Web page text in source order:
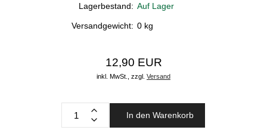
Lagerbestand: Auf Lager
Versandgewicht: 0 kg
12,90 EUR
inkl. MwSt., zzgl. Versand
In den Warenkorb